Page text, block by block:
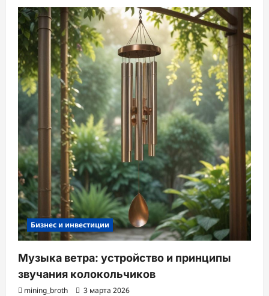
Бизнес и инвестиции
Музыка ветра: устройство и принципы
звучания колокольчиков
mining_broth 3 марта 2026